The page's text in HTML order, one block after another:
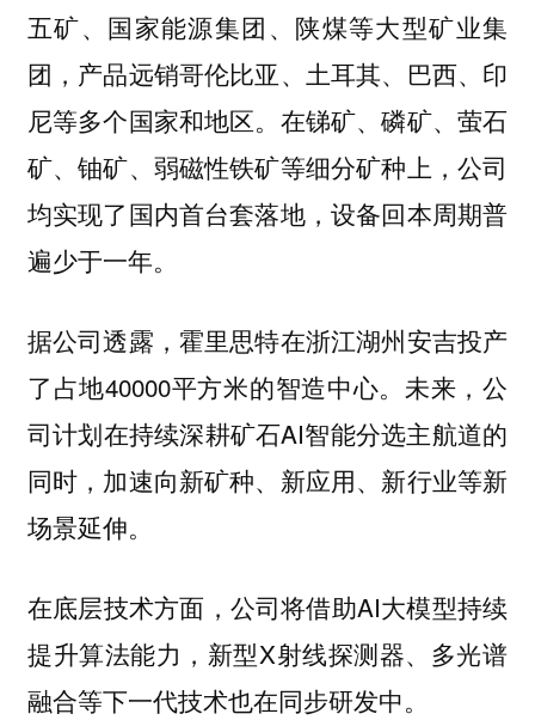
五矿、国家能源集团、陕煤等大型矿业集
团，产品远销哥伦比亚、土耳其、巴西、印
尼等多个国家和地区。在锑矿、磷矿、萤石
矿、铀矿、弱磁性铁矿等细分矿种上，公司
均实现了国内首台套落地，设备回本周期普
遍少于一年。
据公司透露，霍里思特在浙江湖州安吉投产
了占地40000平方米的智造中心。未来，公
司计划在持续深耕矿石AI智能分选主航道的
同时，加速向新矿种、新应用、新行业等新
场景延伸。
在底层技术方面，公司将借助AI大模型持续
提升算法能力，新型X射线探测器、多光谱
融合等下一代技术也在同步研发中。